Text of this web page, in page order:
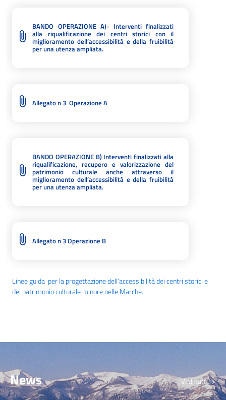
BANDO OPERAZIONE A)- Interventi finalizzati
alla riqualificazione dei centri storici con il
miglioramento dell’accessibilità e della fruibilità
per una utenza ampliata.
Allegato n 3 Operazione A
BANDO OPERAZIONE B) Interventi finalizzati alla
riqualificazione, recupero e valorizzazione del
patrimonio culturale anche attraverso il
miglioramento dell’accessibilità e della fruibilità
per una utenza ampliata.
Allegato n 3 Operazione B
Linee guida per la progettazione dell'accessibilità dei centri storici e
del patrimonio culturale minore nelle Marche.
News Vedi tutti